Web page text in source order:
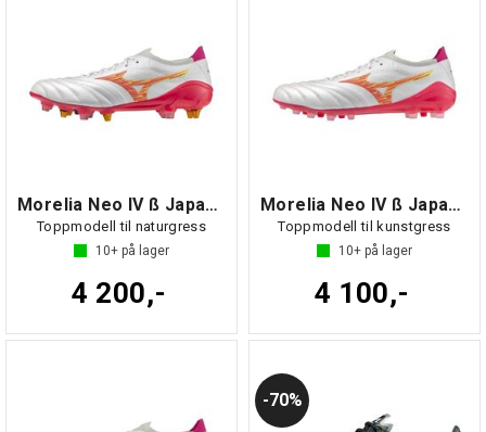
Morelia Neo IV ß Japan MIX
Toppmodell til naturgress
10+ på lager
4 200,-
Morelia Neo IV ß Japan AG
Toppmodell til kunstgress
10+ på lager
4 100,-
70%